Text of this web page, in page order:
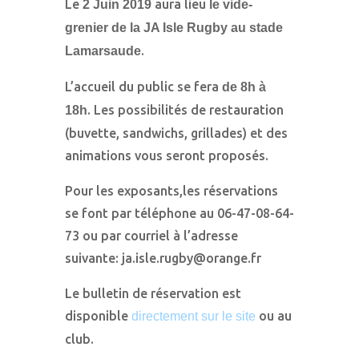
Le 2 Juin 2019aura lieu le vide-
grenier de la JA Isle Rugby au stade
Lamarsaude.
L’accueil du public se fera de 8h à
18h. Les possibilités de restauration
(buvette, sandwichs, grillades) et des
animations vous seront proposés.
Pour les exposants,les réservations
se font par téléphone au 06-47-08-64-
73 ou par courriel à l’adresse
suivante: ja.isle.rugby@orange.fr
Le bulletin de réservation est
disponible directement sur le site ou au
club.